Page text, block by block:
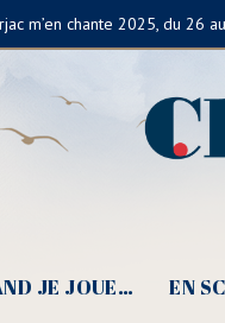
m’en chante 2025, du 26
JE JOUE… EN